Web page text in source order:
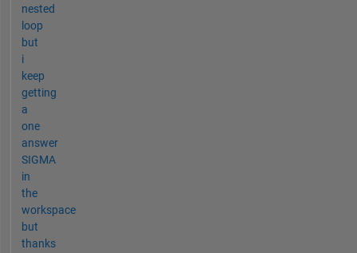
nested
loop
but
i
keep
getting
a
one
answer
SIGMA
in
the
workspace
but
thanks